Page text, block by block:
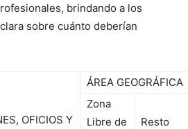
brindando a los
sobre cuánto deberían
OFICIOS Y
ÁREA GEOGRÁFICA
Zona
Libre de
Resto